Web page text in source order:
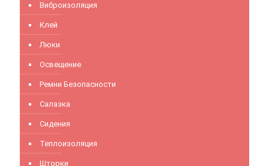
Виброизоляция
Клей
Люки
Освещение
Ремни Безопасности
Салазка
Сидения
Теплоизоляция
Шторки